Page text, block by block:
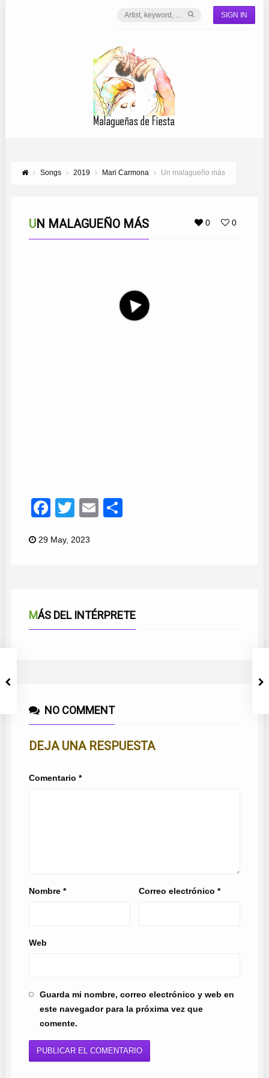
SIGN IN
Songs 2019 Mari Carmona Un malagueño más
0 0
UN MALAGUEÑO MÁS
Facebook
TwitterEmail
29 May, 2023
MÁS DEL INTÉRPRETE
NO COMMENT
DEJA UNA RESPUESTA
Comentario *
Nombre * Correo electrónico*
Web
Guarda mi nombre, correo electrónico y web en
este navegador para la próxima vez que
comente.